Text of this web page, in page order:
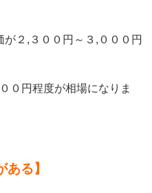
２,３００円～３,０００円
０円程度が相場になりま
ある】